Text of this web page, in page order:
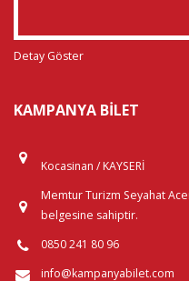
Detay Göster
KAMPANYA BILET
Kocasinan / KAYSERİ
Memtur Turizm Seyahat
belgesine sahiptir.
0850 241 80 96
info@kampanyabilet.com